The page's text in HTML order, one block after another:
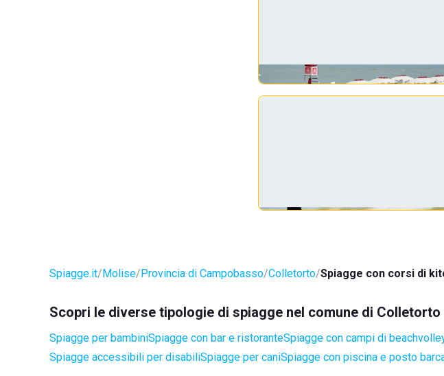
Spiagge.it Molise Provincia di Campobasso Colletorto Spiagge con corsi di
Scopri le diverse tipologie di spiagge nel comune di Colletorto
Spiagge per bambiniSpiagge con bar e ristoranteSpiagge con campi di
Spiagge accessibili per disabiliSpiagge per caniSpiagge con piscina e posto